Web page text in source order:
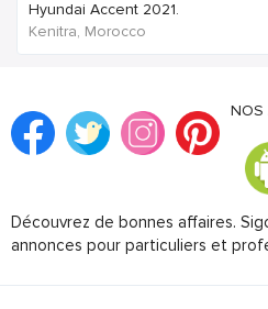
Hyundai Accent 2021.
Kenitra, Morocco
NOS
Découvrez de bonnes affaires.
annonces pour particuliers et